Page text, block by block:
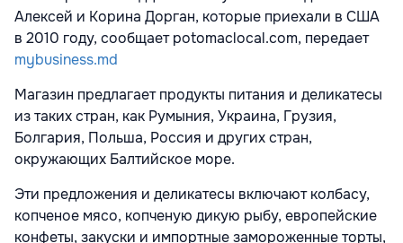
Алексей и Корина Дорган, которые приехали в США
в 2010 году, сообщает potomaclocal.com, передает
mybusiness.md
Магазин предлагает продукты питания и деликатесы
из таких стран, как Румыния, Украина, Грузия,
Болгария, Польша, Россия и других стран,
окружающих Балтийское море.
Эти предложения и деликатесы включают колбасу,
копченое мясо, копченую дикую рыбу, европейские
конфеты, закуски и импортные замороженные торты,